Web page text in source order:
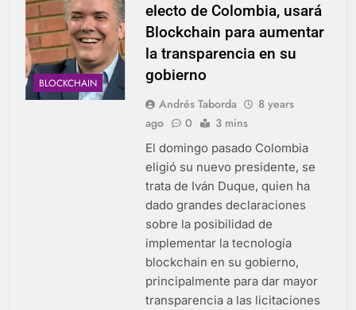
BLOCKCHAIN
electo de Colombia, usará
Blockchain para aumentar
la transparencia en su
gobierno
Andrés Taborda
8 years
ago
0 3 mins
El domingo pasado Colombia
eligió su nuevo presidente, se
trata de Iván Duque, quien ha
dado grandes declaraciones
sobre la posibilidad de
implementar la tecnología
blockchain en su gobierno,
principalmente para dar mayor
transparencia a las licitaciones